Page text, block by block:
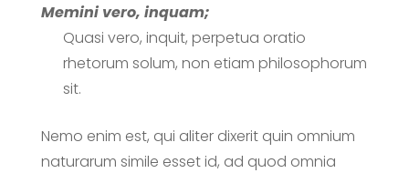
Memini vero, inquam;
Quasi vero, inquit, perpetua oratio
rhetorum solum, non etiam philosophorum
sit.
Nemo enim est, qui aliter dixerit quin omnium
naturarum simile esset id, ad quod omnia